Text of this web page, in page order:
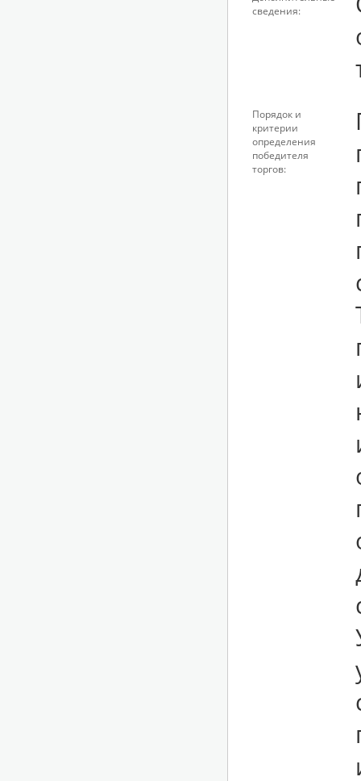
сведения:
Порядок и
критерии
определения
победителя
торгов: